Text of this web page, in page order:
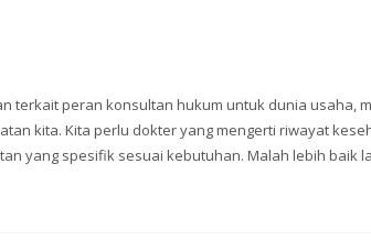
terkait peran konsultan hukum untuk dunia usaha,
kita. Kita perlu dokter yang mengerti riwayat
yang spesifik sesuai kebutuhan. Malah lebih baik